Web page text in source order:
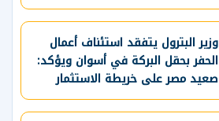
وزير البترول يتفقد استئناف أعمال
الحفر بحقل البركة في أسوان ويؤكد:
صعيد مصر على خريطة الاستثمار
البترولي